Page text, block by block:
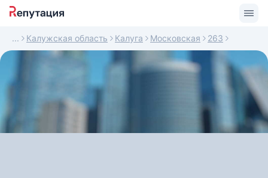
Калужская область Калуга Московская 263